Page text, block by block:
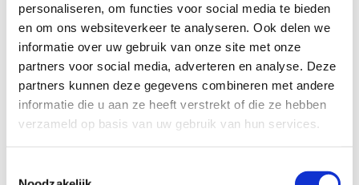
personaliseren, om functies voor social media te bieden
en om ons websiteverkeer te analyseren. Ook delen we
informatie over uw gebruik van onze site met onze
partners voor social media, adverteren en analyse. Deze
partners kunnen deze gegevens combineren met andere
informatie die u aan ze heeft verstrekt of die ze hebben
verzameld op basis van uw gebruik van hun services.